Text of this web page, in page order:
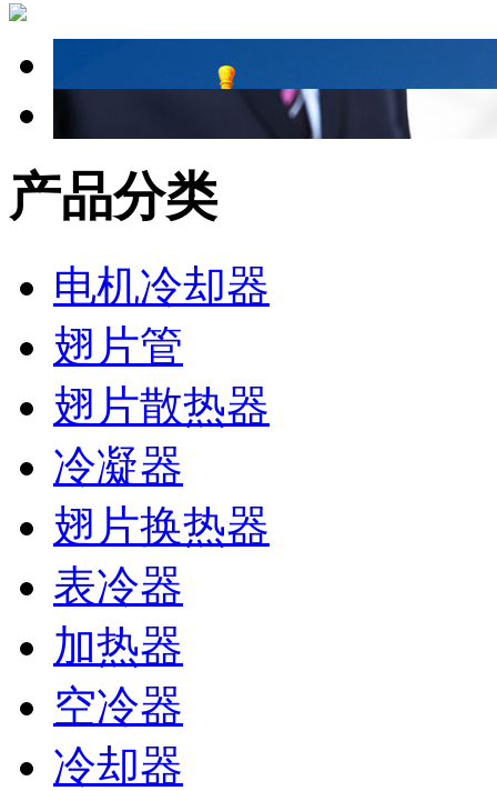
产品分类
电机冷却器
翅片管
翅片散热器
冷凝器
翅片换热器
表冷器
加热器
空冷器
冷却器